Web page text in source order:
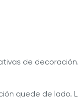
de
quede de lado.